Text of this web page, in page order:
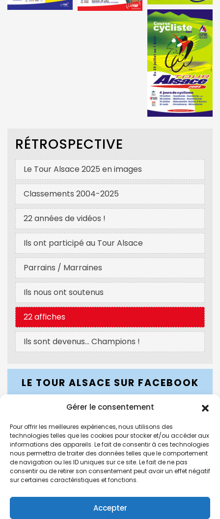
Gérer le consentement
Pour offrir les meilleures expériences, nous utilisons des
technologies telles que les cookies pour stocker et/ou accéder aux
informations des appareils. Le fait de consentir à ces technologies
nous permettra de traiter des données telles que le comportement
de navigation ou les ID uniques sur ce site. Le fait de ne pas
consentir ou de retirer son consentement peut avoir un effet négatif
sur certaines caractéristiques et fonctions.
Accepter
RÉTROSPECTIVE
Le Tour Alsace 2025 en images
Classements 2004-2025
22 années de vidéos !
Ils ont participé au Tour Alsace
Parrains / Marraines
Ils nous ont soutenus
22 affiches
Ils sont devenus… Champions !
LE TOUR ALSACE SUR FACEBOOK
LE TOUR ALSACE SUR INSTAGRAM